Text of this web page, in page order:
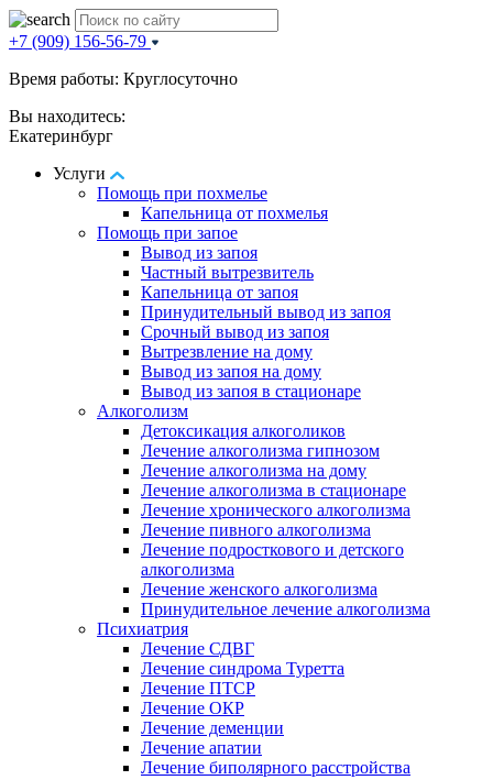
+7 (909) 156-56-79
Время работы: Круглосуточно
Вы находитесь:
Екатеринбург
Услуги
Помощь при похмелье
Капельница от похмелья
Помощь при запое
Вывод из запоя
Частный вытрезвитель
Капельница от запоя
Принудительный вывод из запоя
Срочный вывод из запоя
Вытрезвление на дому
Вывод из запоя на дому
Вывод из запоя в стационаре
Алкоголизм
Детоксикация алкоголиков
Лечение алкоголизма гипнозом
Лечение алкоголизма на дому
Лечение алкоголизма в стационаре
Лечение хронического алкоголизма
Лечение пивного алкоголизма
Лечение подросткового и детского
алкоголизма
Лечение женского алкоголизма
Принудительное лечение алкоголизма
Психиатрия
Лечение СДВГ
Лечение синдрома Туретта
Лечение ПТСР
Лечение ОКР
Лечение деменции
Лечение апатии
Лечение биполярного расстройства